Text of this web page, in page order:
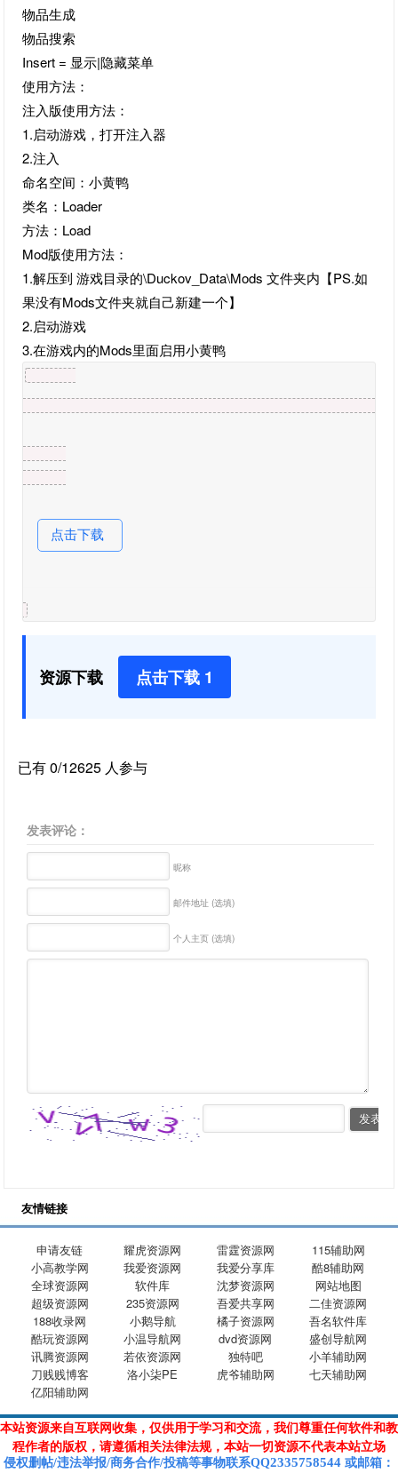
物品生成
物品搜索
Insert = 显示|隐藏菜单
使用方法：
注入版使用方法：
1.启动游戏，打开注入器
2.注入
命名空间：小黄鸭
类名：Loader
方法：Load
Mod版使用方法：
1.解压到 游戏目录的\Duckov_Data\Mods 文件夹内【PS.如
果没有Mods文件夹就自己新建一个】
2.启动游戏
3.在游戏内的Mods里面启用小黄鸭
点击下载
资源下载 点击下载 1
已有 0/12625 人参与
发表评论：
昵称
邮件地址 (选填)
个人主页 (选填)
友情链接
申请友链 耀虎资源网 雷霆资源网
115辅助网
小高教学网
我爱资源网 我爱分享库
酷8辅助网
全球资源网
软件库 沈梦资源网
网站地图
超级资源网
235资源网 吾爱共享网
二佳资源网
188收录网
小鹅导航 橘子资源网
吾名软件库
酷玩资源网
小温导航网 dvd资源网
盛创导航网
讯腾资源网
若依资源网 独特吧
小羊辅助网
刀贱贱博客
洛小柒PE 虎爷辅助网
七天辅助网
亿阳辅助网
本站资源来自互联网收集，仅供用于学习和交流，我们尊重任何软件和教
程作者的版权，请遵循相关法律法规，本站一切资源不代表本站立场
侵权删帖/违法举报/商务合作/投稿等事物联系QQ2335758544 或邮箱 ：